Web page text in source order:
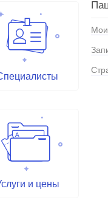
и цены